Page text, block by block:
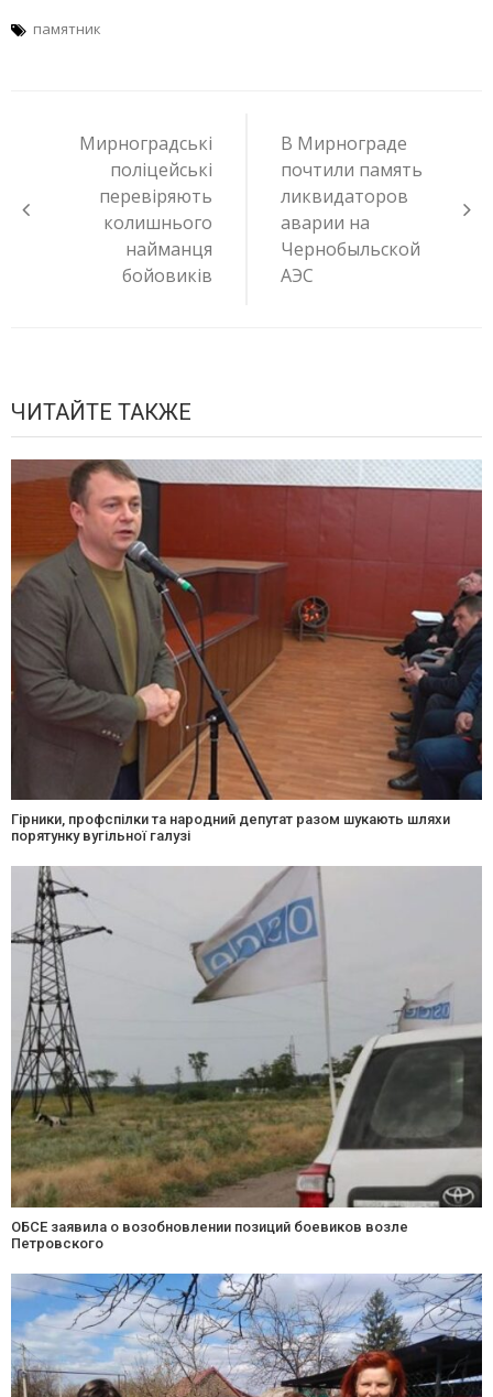
памятник
записям
Мирноградські
поліцейські
перевіряють
колишнього
найманця
бойовиків
В Мирнограде
почтили память
ликвидаторов
аварии на
Чернобыльской
АЭС
ЧИТАЙТЕ ТАКЖЕ
Гірники, профспілки та народний депутат разом шукають шляхи
порятунку вугільної галузі
ОБСЕ заявила о возобновлении позиций боевиков возле
Петровского